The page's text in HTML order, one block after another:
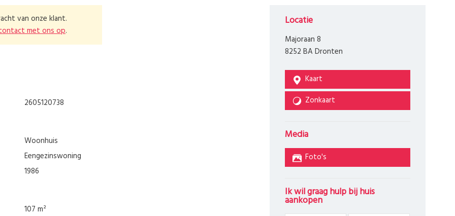
van onze klant.
met ons op.
2605120738
woonhuis
eengezinswoning
1986
107 m²
Locatie
Majoraan 8
8252 BA Dronten
Kaart
Zonkaart
Media
Foto's
Ik wil graag hulp bij huis
aankopen